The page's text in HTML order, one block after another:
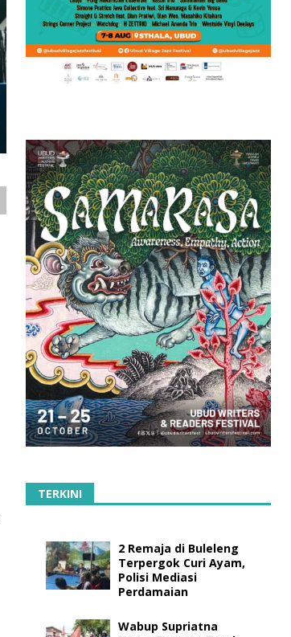
TERKINI
2 Remaja di Buleleng
Terpergok Curi Ayam,
Polisi Mediasi
Perdamaian
Wabup Supriatna